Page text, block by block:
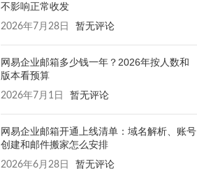
不影响正常收发
2026年7月28日 暂无评论
网易企业邮箱多少钱一年？2026年按人数和
版本看预算
2026年7月1日 暂无评论
网易企业邮箱开通上线清单：域名解析、账号
创建和邮件搬家怎么安排
2026年6月28日 暂无评论